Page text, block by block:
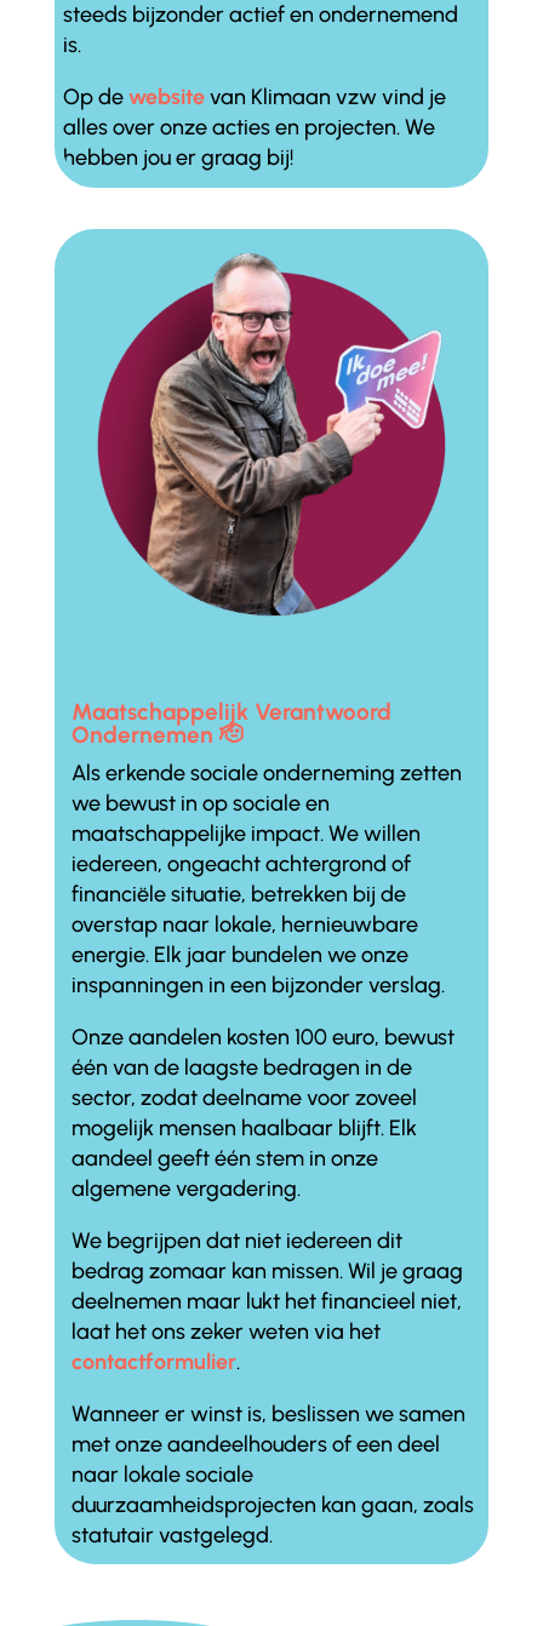
steeds bijzonder actief en ondernemend
is.
Op dewebsitevan Klimaan vzw vind je
alles over onze acties en projecten. We
hebben jou er graag bij!
Maatschappelijk Verantwoord
Ondernemen 🫡
Als erkende sociale onderneming zetten
we bewust in op sociale en
maatschappelijke impact. We willen
iedereen, ongeacht achtergrond of
financiële situatie, betrekken bij de
overstap naar lokale, hernieuwbare
energie. Elk jaar bundelen we onze
inspanningen in een bijzonder verslag.
Onze aandelen kosten 100 euro, bewust
één van de laagste bedragen in de
sector, zodat deelname voor zoveel
mogelijk mensen haalbaar blijft. Elk
aandeel geeft één stem in onze
algemene vergadering.
We begrijpen dat niet iedereen dit
bedrag zomaar kan missen. Wil je graag
deelnemen maar lukt het financieel niet,
laat het ons zeker weten via het
contactformulier.
Wanneer er winst is, beslissen we samen
met onze aandeelhouders of een deel
naar lokale sociale
duurzaamheidsprojecten kan gaan, zoals
statutair vastgelegd.